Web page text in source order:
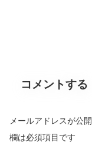
コメントする
メールアドレスが公
欄は必須項目です